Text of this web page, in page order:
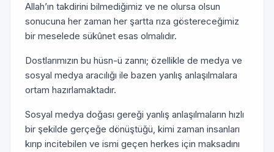
Allah’ın takdirini bilmediğimiz ve ne olursa olsun
sonucuna her zaman her şartta rıza göstereceğimiz
bir meselede sükûnet esas olmalıdır.
Dostlarımızın bu hüsn-ü zannı; özellikle de medya ve
sosyal medya aracılığı ile bazen yanlış anlaşılmalara
ortam hazırlamaktadır.
Sosyal medya doğası gereği yanlış anlaşılmaların hızlı
bir şekilde gerçeğe dönüştüğü, kimi zaman insanları
kırıp incitebilen ve ismi geçen herkes için maksadını